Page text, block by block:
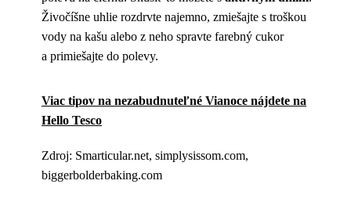
Živočíšne uhlie rozdrvte najemno, zmiešajte s troškou
vody na kašu alebo z neho spravte farebný cukor
a primiešajte do polevy.
Viac tipov na nezabudnuteľné Vianoce nájdete na
Hello Tesco
Zdroj: Smarticular.net, simplysissom.com,
biggerbolderbaking.com